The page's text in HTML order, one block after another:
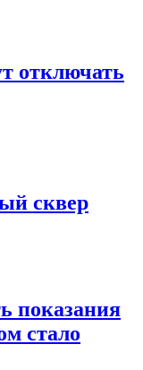
отключать
сквер
показания
стало